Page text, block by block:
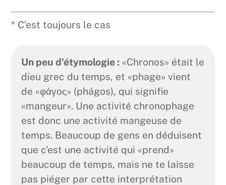
* C’est toujours le cas
Un peu d’étymologie : «Chronos» était le
dieu grec du temps, et «phage» vient
de «φάγος» (phágos), qui signifie
«mangeur». Une activité chronophage
est donc une activité mangeuse de
temps. Beaucoup de gens en déduisent
que c’est une activité qui «prend»
beaucoup de temps, mais ne te laisse
pas piéger par cette interprétation